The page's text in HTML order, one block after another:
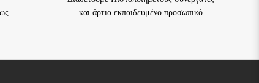
και άρτια εκπαιδευμένο προσωπικό